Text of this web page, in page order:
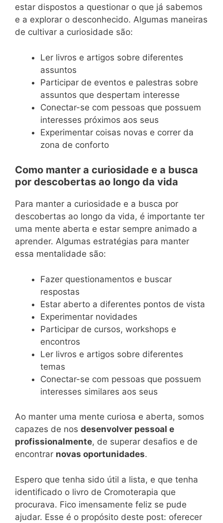
estar dispostos a questionar o que já sabemos
e a explorar o desconhecido. Algumas maneiras
de cultivar a curiosidade são:
Ler livros e artigos sobre diferentes
assuntos
Participar de eventos e palestras sobre
assuntos que despertam interesse
Conectar-se com pessoas que possuem
interesses próximos aos seus
Experimentar coisas novas e correr da
zona de conforto
Como manter a curiosidade e a busca
por descobertas ao longo da vida
Para manter a curiosidade e a busca por
descobertas ao longo da vida, é importante ter
uma mente aberta e estar sempre animado a
aprender. Algumas estratégias para manter
essa mentalidade são:
Fazer questionamentos e buscar
respostas
Estar aberto a diferentes pontos de vista
Experimentar novidades
Participar de cursos, workshops e
encontros
Ler livros e artigos sobre diferentes
temas
Conectar-se com pessoas que possuem
interesses similares aos seus
Ao manter uma mente curiosa e aberta, somos
capazes de nos desenvolver pessoal e
profissionalmente, de superar desafios e de
encontrar novas oportunidades.
Espero que tenha sido útil a lista, e que tenha
identificado o livro de Cromoterapia que
procurava. Fico imensamente feliz se pude
ajudar. Esse é o propósito deste post: oferecer